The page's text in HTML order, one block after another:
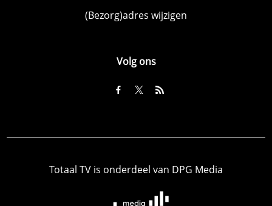
(Bezorg)adres wijzigen
Volg ons
Totaal TV is onderdeel van DPG Media